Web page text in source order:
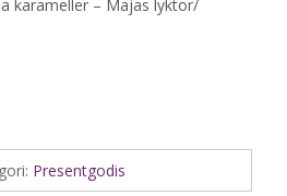
karameller – Majas lyktor/
Presentgodis